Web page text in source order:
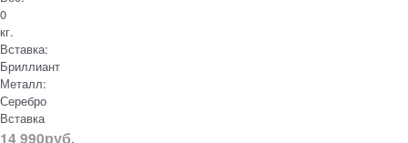
0
кг.
Вставка:
Бриллиант
Металл:
Серебро
Вставка
14 990руб.